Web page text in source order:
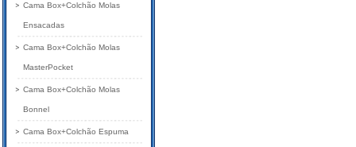
Cama Box+Colchão Molas
Ensacadas
Cama Box+Colchão Molas
MasterPocket
Cama Box+Colchão Molas
Bonnel
Cama Box+Colchão Espuma